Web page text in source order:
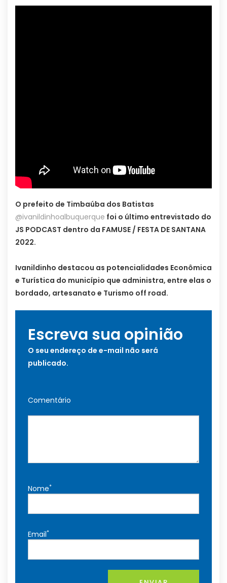
O prefeito de Timbaúba dos Batistas
@ivanildinhoalbuquerque foi o último entrevistado do
JS PODCAST dentro da FAMUSE / FESTA DE SANTANA
2022.
Ivanildinho destacou as potencialidades Econômica
e Turística do município que administra, entre elas o
bordado, artesanato e Turismo off road.
Escreva sua opinião
O seu endereço de e-mail não será
publicado.
Comentário
Nome*
Email*